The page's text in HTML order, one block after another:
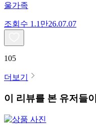
울가족
조회수 1.1만26.07.07
105
더보기
이 리뷰를 본 유저들